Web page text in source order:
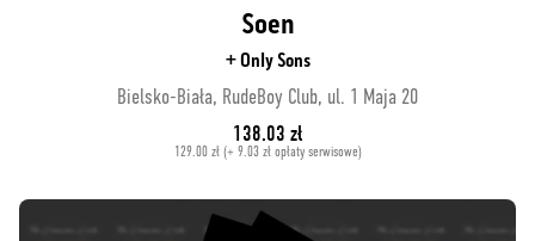
Soen
+ Only Sons
Bielsko-Biała, RudeBoy Club, ul. 1 Maja 20
138.03 zł
129.00 zł (+ 9.03 zł opłaty serwisowe)